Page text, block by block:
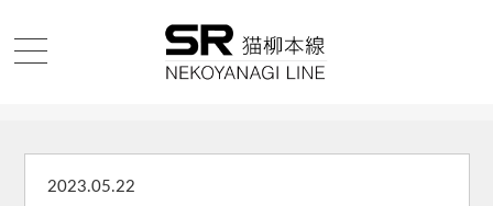
2023.05.22